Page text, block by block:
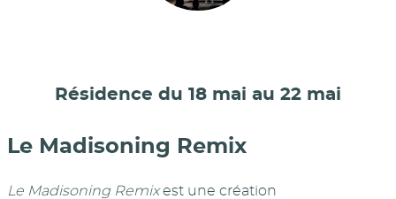
Résidence du 18 mai au 22 mai
Le Madisoning Remix
Le Madisoning Remixest une création